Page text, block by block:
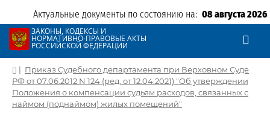
Актуальные документы по состоянию на: 08 августа 2026
ЗАКОНЫ, КОДЕКСЫ И
НОРМАТИВНО-ПРАВОВЫЕ АКТЫ
РОССИЙСКОЙ ФЕДЕРАЦИИ
| Приказ Судебного департамента при Верховном Суде
РФ от 07.06.2012 N 124 (ред. от 12.04.2021) "Об утверждении
Положения о компенсации судьям расходов, связанных с
наймом (поднаймом) жилых помещений"